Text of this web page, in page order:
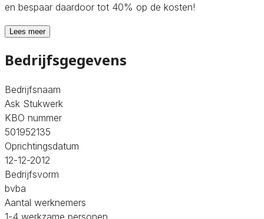
en bespaar daardoor tot 40% op de kosten!
Lees meer
Bedrijfsgegevens
Bedrijfsnaam
Ask Stukwerk
KBO nummer
501952135
Oprichtingsdatum
12-12-2012
Bedrijfsvorm
bvba
Aantal werknemers
1-4 werkzame personen